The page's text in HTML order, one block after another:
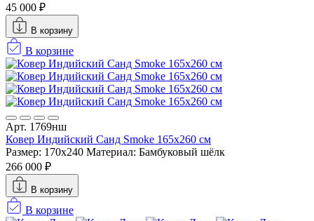
45 000 ₽
В корзину
В корзине
Арт. 1769нш
Ковер Индийский Санд Smoke 165x260 см
Размер: 170x240 Материал: Бамбуковый шёлк
266 000 ₽
В корзину
В корзине